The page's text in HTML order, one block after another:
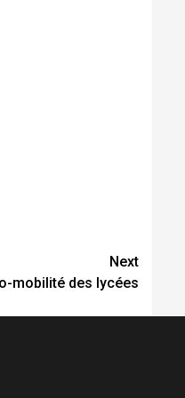
Next
mobilité des lycées